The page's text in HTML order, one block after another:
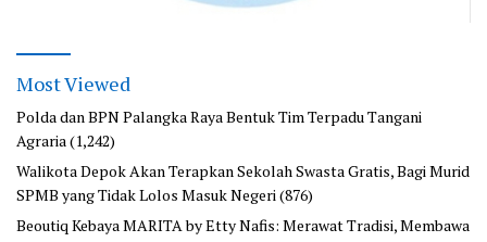
Most Viewed
Polda dan BPN Palangka Raya Bentuk Tim Terpadu Tangani
Agraria(1,242)
Walikota Depok Akan Terapkan Sekolah Swasta Gratis, Bagi Murid
SPMB yang Tidak Lolos Masuk Negeri(876)
Beoutiq Kebaya MARITA by Etty Nafis: Merawat Tradisi, Membawa